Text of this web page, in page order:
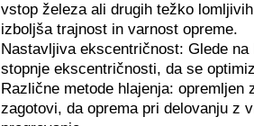
vstop železa ali drugih težko
izboljša trajnost in varnost opreme.
Nastavljiva ekscentričnost: Glede
stopnje ekscentričnosti, da se
Različne metode hlajenja:
zagotovi, da oprema pri delovanju z